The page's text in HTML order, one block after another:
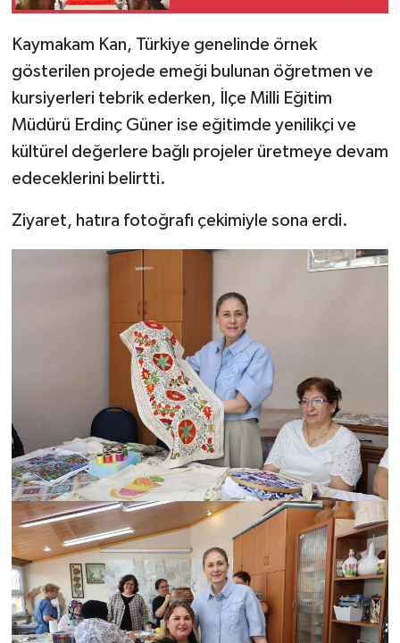
Kaymakam Kan, Türkiye genelinde örnek
gösterilen projede emeği bulunan öğretmen ve
kursiyerleri tebrik ederken, İlçe Milli Eğitim
Müdürü Erdinç Güner ise eğitimde yenilikçi ve
kültürel değerlere bağlı projeler üretmeye devam
edeceklerini belirtti.
Ziyaret, hatıra fotoğrafı çekimiyle sona erdi.